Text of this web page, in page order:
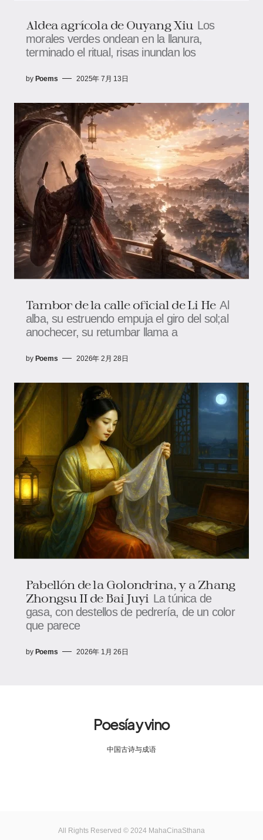
Aldea agrícola de Ouyang Xiu Los
morales verdes ondean en la llanura,
terminado el ritual, risas inundan los
by Poems 2025年 7月 13日
Tambor de la calle oficial de Li He Al
alba, su estruendo empuja el giro del sol;al
anochecer, su retumbar llama a
by Poems 2026年 2月 28日
Pabellón de la Golondrina, y a Zhang
Zhongsu II de Bai Juyi La túnica de
gasa, con destellos de pedrería, de un color
que parece
by Poems 2026年 1月 26日
Poesía y vino
中国古诗与成语
All Rights Reserved © 2024 MahaCinaSthana